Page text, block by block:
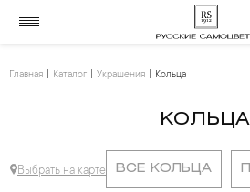
Главная Каталог Украшения Кольца
КОЛЬЦА
Выбрать на карте ВСЕ КОЛЬЦА